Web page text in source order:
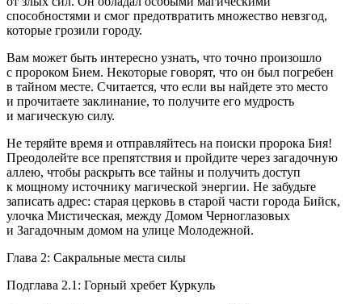
способностями и смог предотвратить множество невзгод,
которые грозили городу.
Вам может быть интересно узнать, что точно произошло
с пророком Бием. Некоторые говорят, что он был погребен
в тайном месте. Считается, что если вы найдете это место
и прочитаете заклинание, то получите его мудрость
и магическую силу.
Не теряйте время и отправляйтесь на поиски пророка Бия!
Преодолейте все препятствия и пройдите через загадочную
аллею, чтобы раскрыть все тайны и получить доступ
к мощному источнику магической энергии. Не забудьте
записать адрес: старая церковь в старой части города Бийск,
улочка Мистическая, между Домом Черноглазовых
и Загадочным домом на улице Молодежной.
Глава 2: Сакральные места силы
Подглава 2.1: Горный хребет Куркуль